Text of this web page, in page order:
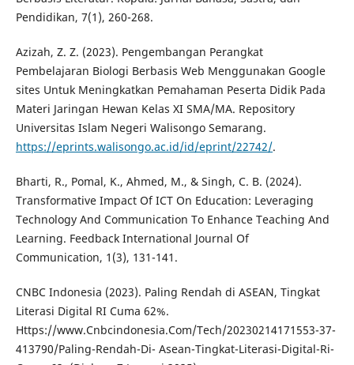
Pendidikan, 7(1), 260-268.
Azizah, Z. Z. (2023). Pengembangan Perangkat
Pembelajaran Biologi Berbasis Web Menggunakan Google
sites Untuk Meningkatkan Pemahaman Peserta Didik Pada
Materi Jaringan Hewan Kelas XI SMA/MA. Repository
Universitas Islam Negeri Walisongo Semarang.
https://eprints.walisongo.ac.id/id/eprint/22742/.
Bharti, R., Pomal, K., Ahmed, M., & Singh, C. B. (2024).
Transformative Impact Of ICT On Education: Leveraging
Technology And Communication To Enhance Teaching And
Learning. Feedback International Journal Of
Communication, 1(3), 131-141.
CNBC Indonesia (2023). Paling Rendah di ASEAN, Tingkat
Literasi Digital RI Cuma 62%.
Https://www.Cnbcindonesia.Com/Tech/20230214171553-37-
413790/Paling-Rendah-Di- Asean-Tingkat-Literasi-Digital-Ri-